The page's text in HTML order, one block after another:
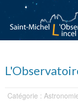
Catégorie :